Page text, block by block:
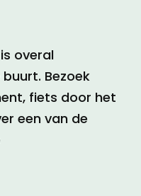
overal
Bezoek
fiets door het
een van de